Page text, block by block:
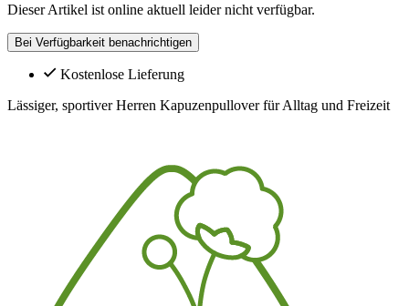
Dieser Artikel ist online aktuell leider nicht verfügbar.
Bei Verfügbarkeit benachrichtigen
Kostenlose Lieferung
Lässiger, sportiver Herren Kapuzenpullover für Alltag und Freizeit